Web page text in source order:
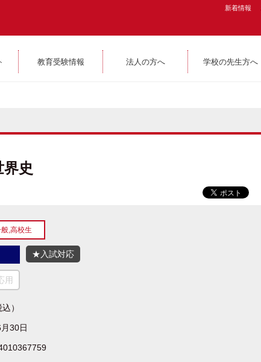
新着情報
教育受験情報 法人の方へ 学校の先生方へ
史
,高校生
用
★入試対応
）
30日